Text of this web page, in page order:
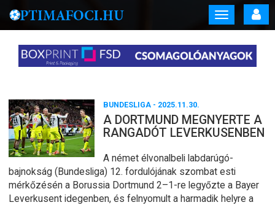
Toggle
navigation
BUNDESLIGA- 2025.11.30.
A DORTMUND MEGNYERTE A
RANGADÓT LEVERKUSENBEN
A német élvonalbeli labdarúgó-
bajnokság (Bundesliga) 12. fordulójának szombat esti
mérkőzésén a Borussia Dortmund 2–1-re legyőzte a Bayer
Leverkusent idegenben, és felnyomult a harmadik helyre a